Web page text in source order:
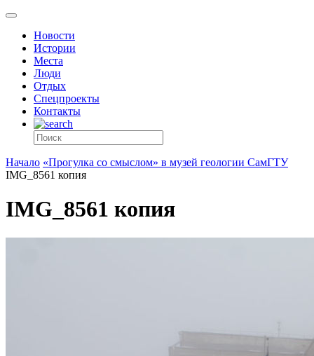
Новости
Истории
Места
Люди
Отдых
Спецпроекты
Контакты
Начало «Прогулка со смыслом» в музей геологии СамГТУ
IMG_8561 копия
IMG_8561 копия